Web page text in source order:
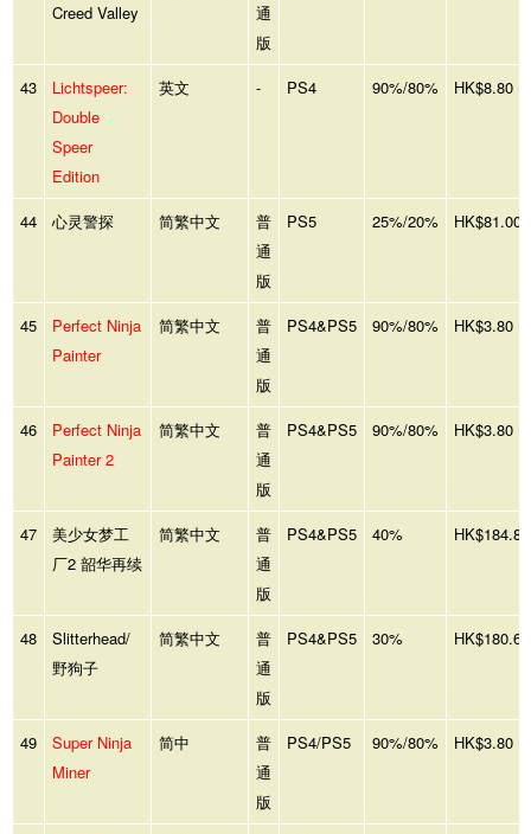
Creed Valley
通
版
43
Lichtspeer:
Double
Speer
Edition
英文 - PS4 90%/80% HK$8.80
44 心灵警探 简繁中文
普
通
版
PS5 25%/20% HK$81.00
45
Perfect Ninja
Painter
简繁中文
普
通
版
PS4&PS5 90%/80% HK$3.80
46
Perfect Ninja
Painter 2
简繁中文
普
通
版
PS4&PS5 90%/80% HK$3.80
47
美少女梦工
厂2 韶华再续
简繁中文
普
通
版
PS4&PS5 40% HK$184.80
48
Slitterhead/
野狗子
简繁中文
普
通
版
PS4&PS5 30% HK$180.60
49
Super Ninja
Miner
简中
普
通
版
PS4/PS5 90%/80% HK$3.80